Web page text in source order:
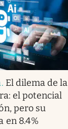
. El dilema de la
el potencial
pero su
en 8.4%